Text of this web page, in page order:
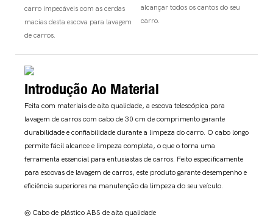
carro impecáveis ​​com as cerdas
macias desta escova para lavagem
de carros.
alcançar todos os cantos do seu
carro.
Introdução Ao Material
Feita com materiais de alta qualidade, a escova telescópica para
lavagem de carros com cabo de 30 cm de comprimento garante
durabilidade e confiabilidade durante a limpeza do carro. O cabo longo
permite fácil alcance e limpeza completa, o que o torna uma
ferramenta essencial para entusiastas de carros. Feito especificamente
para escovas de lavagem de carros, este produto garante desempenho e
eficiência superiores na manutenção da limpeza do seu veículo.
◎ Cabo de plástico ABS de alta qualidade